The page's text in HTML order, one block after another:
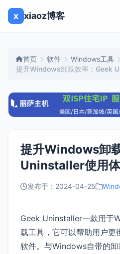
x xiaoz博客
首页 软件
Windows工具
提升Windows卸载效率：Geek
提升Windows卸
Uninstaller使用
发布于：2024-04-25
Geek Uninstaller一款用于
载工具，它可以帮助用户更
软件。与Windows自带的